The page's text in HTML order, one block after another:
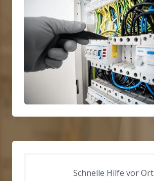
Schnelle Hilfe vor Ort